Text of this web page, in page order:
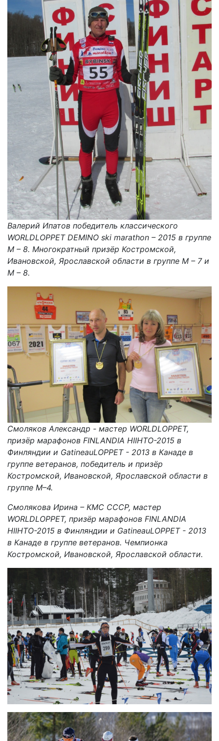
Валерий Ипатов победитель классического
WORLDLOPPET DEMINO ski marathon – 2015 в группе
М – 8. Многократный призёр Костромской,
Ивановской, Ярославской области в группе М – 7 и
М – 8.
Смоляков Александр - мастер WORLDLOPPET,
призёр марафонов FINLANDIA HIIHTO-2015 в
Финляндии и GatineauLOPPET - 2013 в Канаде в
группе ветеранов, победитель и призёр
Костромской, Ивановской, Ярославской области в
группе М–4.
Смолякова Ирина – КМС СССР, мастер
WORLDLOPPET, призёр марафонов FINLANDIA
HIIHTO-2015 в Финляндии и GatineauLOPPET - 2013
в Канаде в группе ветеранов. Чемпионка
Костромской, Ивановской, Ярославской области.